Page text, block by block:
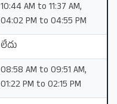
10:44 AM to 11:37 AM,
04:02 PM to 04:55 PM
లేదు
08:58 AM to 09:51 AM,
01:22 PM to 02:15 PM